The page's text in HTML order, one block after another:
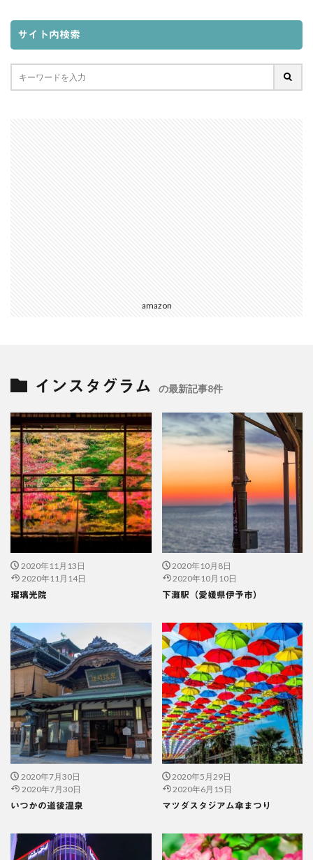
サイト内検索
amazon
インスタグラム の最新記事8件
2020年11月13日
2020年11月14日
瑠璃光院
2020年10月8日
2020年10月10日
下灘駅（愛媛県伊予市）
2020年7月30日
2020年7月30日
いつかの道後温泉
2020年5月29日
2020年6月15日
マツダスタジアム傘まつり